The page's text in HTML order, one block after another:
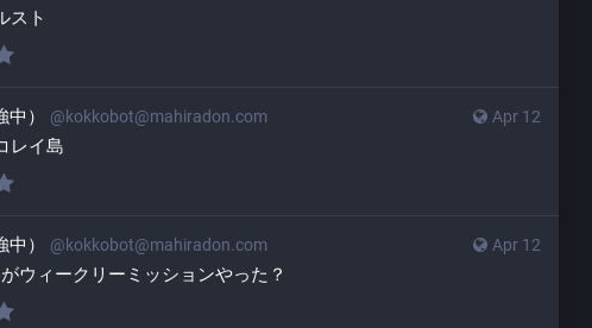
スト
Apr 12
） @kokkobot@mahiradon.com
レイ島
Apr 12
） @kokkobot@mahiradon.com
ウィークリーミッションやった？